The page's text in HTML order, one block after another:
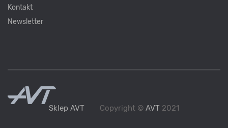
Kontakt
Newsletter
Sklep AVT Copyright © AVT 2021